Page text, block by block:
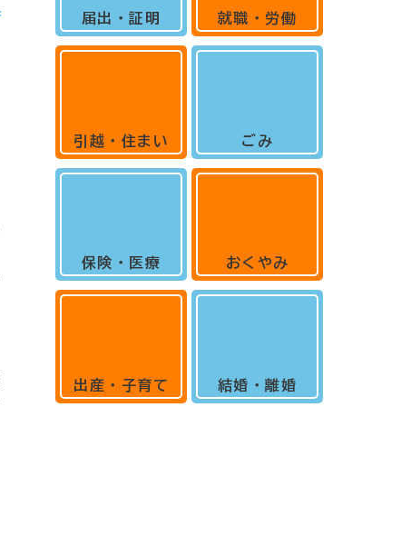
届出・証明
引越・住まい
保険・医療
出産・子育て
就職・労働
ごみ
おくやみ
結婚・離婚